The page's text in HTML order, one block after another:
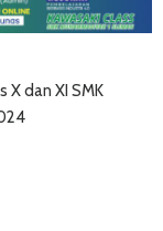
X dan XI SMK